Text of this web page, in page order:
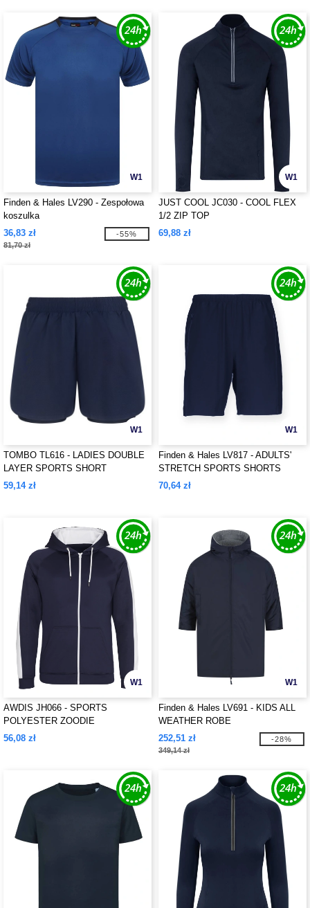
W1
Finden & Hales LV290 - Zespołowa
koszulka
36,83 zł
81,70 zł
-55%
W1
JUST COOL JC030 - COOL FLEX
1/2 ZIP TOP
69,88 zł
W1
TOMBO TL616 - LADIES DOUBLE
LAYER SPORTS SHORT
59,14 zł
W1
Finden & Hales LV817 - ADULTS'
STRETCH SPORTS SHORTS
70,64 zł
W1
AWDIS JH066 - SPORTS
POLYESTER ZOODIE
56,08 zł
W1
Finden & Hales LV691 - KIDS ALL
WEATHER ROBE
252,51 zł
349,14 zł
-28%